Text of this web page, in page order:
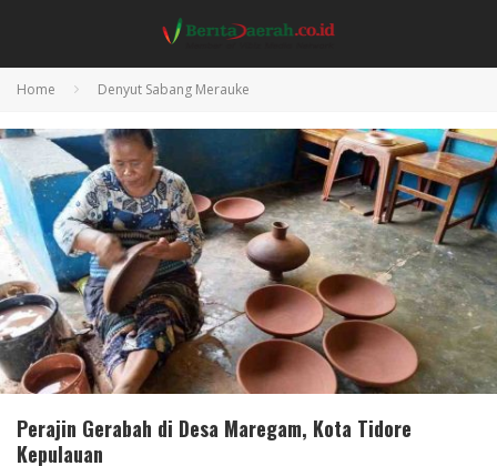
Home Denyut Sabang Merauke
Perajin Gerabah di Desa Maregam, Kota Tidore
Kepulauan